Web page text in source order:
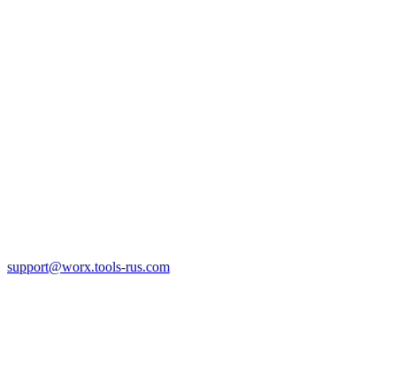
support@worx.tools-rus.com